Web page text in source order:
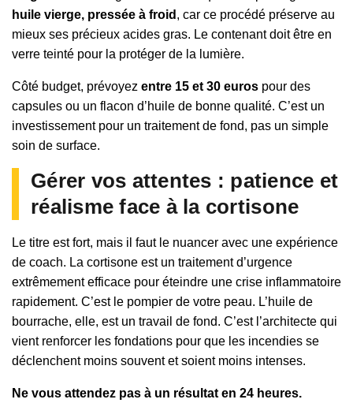
huile vierge, pressée à froid , car ce procédé préserve au
mieux ses précieux acides gras. Le contenant doit être en
verre teinté pour la protéger de la lumière.
Côté budget, prévoyez entre 15 et 30 euros pour des
capsules ou un flacon d’huile de bonne qualité. C’est un
investissement pour un traitement de fond, pas un simple
soin de surface.
Gérer vos attentes : patience et
réalisme face à la cortisone
Le titre est fort, mais il faut le nuancer avec une expérience
de coach. La cortisone est un traitement d’urgence
extrêmement efficace pour éteindre une crise inflammatoire
rapidement. C’est le pompier de votre peau. L’huile de
bourrache, elle, est un travail de fond. C’est l’architecte qui
vient renforcer les fondations pour que les incendies se
déclenchent moins souvent et soient moins intenses.
Ne vous attendez pas à un résultat en 24 heures.